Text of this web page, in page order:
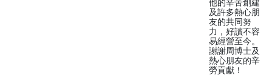
他的辛苦創建
及許多熱心朋
友的共同努
力，好讀不容
易經營至今。
謝謝周博士及
熱心朋友的辛
勞貢獻！